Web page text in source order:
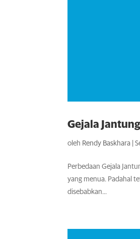
Gejala
oleh Rendy Baskhara |
Perbedaan Gejala
yang menua. Padahal
disebabkan...